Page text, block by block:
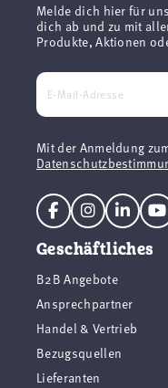
Melde dich hier für
dich ab und zu mit
Produkte, Aktionen
Mit der Anmeldung
Geschäftliches
B2B Angebote
Ansprechpartner
Handel & Vertrieb
Bezugsquellen
Lieferanten